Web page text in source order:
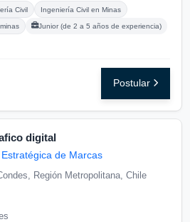
Civil Ingeniería Civil en Minas
Junior (de 2 a 5 años de experiencia)
Postular
digital
de Marcas
Región Metropolitana, Chile